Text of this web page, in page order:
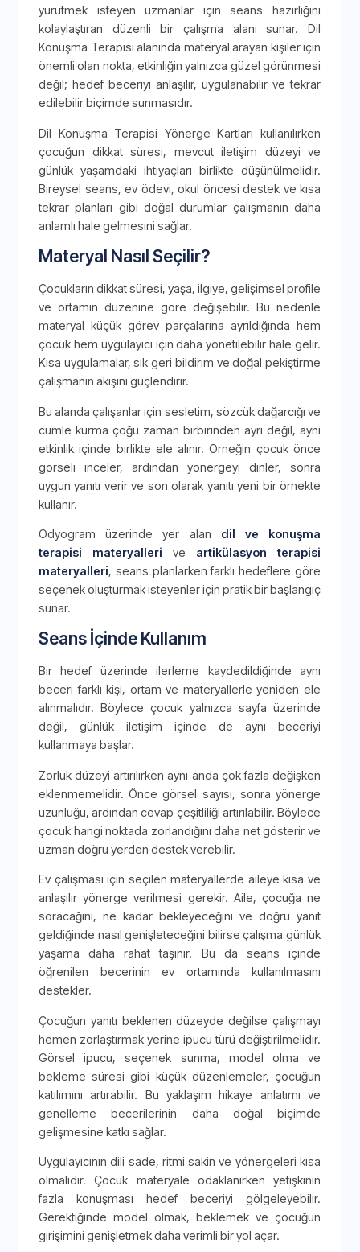
yürütmek isteyen uzmanlar için seans hazırlığını
kolaylaştıran düzenli bir çalışma alanı sunar. Dil
Konuşma Terapisi alanında materyal arayan kişiler için
önemli olan nokta, etkinliğin yalnızca güzel görünmesi
değil; hedef beceriyi anlaşılır, uygulanabilir ve tekrar
edilebilir biçimde sunmasıdır.
Dil Konuşma Terapisi Yönerge Kartları kullanılırken
çocuğun dikkat süresi, mevcut iletişim düzeyi ve
günlük yaşamdaki ihtiyaçları birlikte düşünülmelidir.
Bireysel seans, ev ödevi, okul öncesi destek ve kısa
tekrar planları gibi doğal durumlar çalışmanın daha
anlamlı hale gelmesini sağlar.
Materyal Nasıl Seçilir?
Çocukların dikkat süresi, yaşa, ilgiye, gelişimsel profile
ve ortamın düzenine göre değişebilir. Bu nedenle
materyal küçük görev parçalarına ayrıldığında hem
çocuk hem uygulayıcı için daha yönetilebilir hale gelir.
Kısa uygulamalar, sık geri bildirim ve doğal pekiştirme
çalışmanın akışını güçlendirir.
Bu alanda çalışanlar için sesletim, sözcük dağarcığı ve
cümle kurma çoğu zaman birbirinden ayrı değil, aynı
etkinlik içinde birlikte ele alınır. Örneğin çocuk önce
görseli inceler, ardından yönergeyi dinler, sonra
uygun yanıtı verir ve son olarak yanıtı yeni bir örnekte
kullanır.
Odyogram üzerinde yer alan dil ve konuşma
terapisi materyalleri ve artikülasyon terapisi
materyalleri, seans planlarken farklı hedeflere göre
seçenek oluşturmak isteyenler için pratik bir başlangıç
sunar.
Seans İçinde Kullanım
Bir hedef üzerinde ilerleme kaydedildiğinde aynı
beceri farklı kişi, ortam ve materyallerle yeniden ele
alınmalıdır. Böylece çocuk yalnızca sayfa üzerinde
değil, günlük iletişim içinde de aynı beceriyi
kullanmaya başlar.
Zorluk düzeyi artırılırken aynı anda çok fazla değişken
eklenmemelidir. Önce görsel sayısı, sonra yönerge
uzunluğu, ardından cevap çeşitliliği artırılabilir. Böylece
çocuk hangi noktada zorlandığını daha net gösterir ve
uzman doğru yerden destek verebilir.
Ev çalışması için seçilen materyallerde aileye kısa ve
anlaşılır yönerge verilmesi gerekir. Aile, çocuğa ne
soracağını, ne kadar bekleyeceğini ve doğru yanıt
geldiğinde nasıl genişleteceğini bilirse çalışma günlük
yaşama daha rahat taşınır. Bu da seans içinde
öğrenilen becerinin ev ortamında kullanılmasını
destekler.
Çocuğun yanıtı beklenen düzeyde değilse çalışmayı
hemen zorlaştırmak yerine ipucu türü değiştirilmelidir.
Görsel ipucu, seçenek sunma, model olma ve
bekleme süresi gibi küçük düzenlemeler, çocuğun
katılımını artırabilir. Bu yaklaşım hikaye anlatımı ve
genelleme becerilerinin daha doğal biçimde
gelişmesine katkı sağlar.
Uygulayıcının dili sade, ritmi sakin ve yönergeleri kısa
olmalıdır. Çocuk materyale odaklanırken yetişkinin
fazla konuşması hedef beceriyi gölgeleyebilir.
Gerektiğinde model olmak, beklemek ve çocuğun
girişimini genişletmek daha verimli bir yol açar.